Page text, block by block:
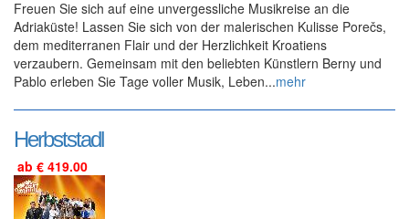
Freuen Sie sich auf eine unvergessliche Musikreise an die
Adriaküste! Lassen Sie sich von der malerischen Kulisse Porečs,
dem mediterranen Flair und der Herzlichkeit Kroatiens
verzaubern. Gemeinsam mit den beliebten Künstlern Berny und
Pablo erleben Sie Tage voller Musik, Leben...mehr
Herbststadl
ab € 419.00